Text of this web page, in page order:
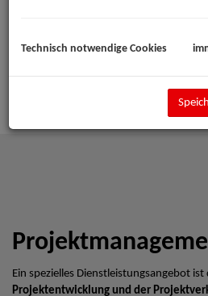
Ein spezielles Dienstleistungsangebot ist
Projektentwicklung und der
Technisch notwendige Cookies